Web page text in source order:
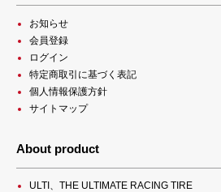
お知らせ
会員登録
ログイン
特定商取引に基づく表記
個人情報保護方針
サイトマップ
About product
ULTI、THE ULTIMATE RACING TIRE